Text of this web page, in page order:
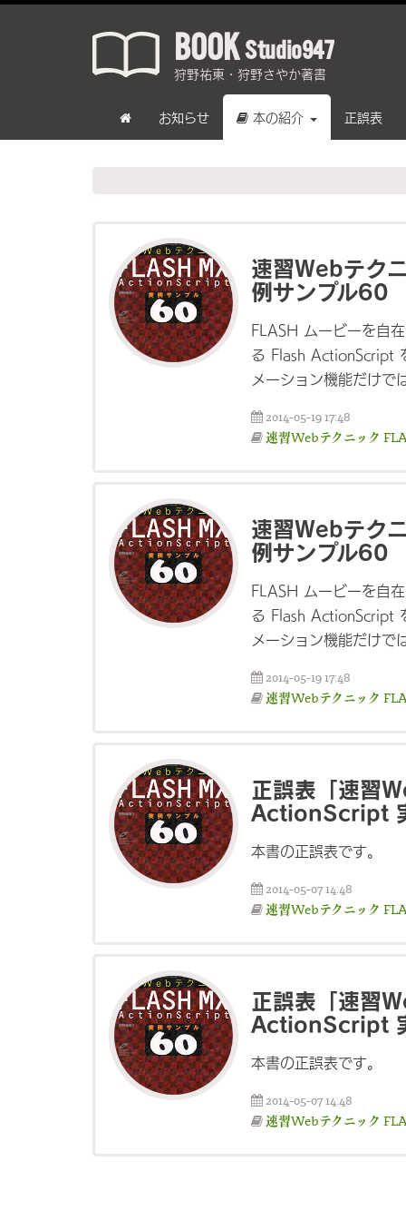
BOOKStudio947
狩野祐東・狩野さやか著書
お知らせ 本の紹介 正誤表
速習Webテク
例サンプル60
FLASH ムービーを自
る Flash ActionScript
メーション機能だけ
2014-05-19 17:48
速習Webテクニック
速習Webテク
例サンプル60
FLASH ムービーを自
る Flash ActionScript
メーション機能だけ
2014-05-19 17:48
速習Webテクニック
正誤表「速習
ActionScript
本書の正誤表です。
2014-05-07 14:48
速習Webテクニック
正誤表「速習
ActionScript
本書の正誤表です。
2014-05-07 14:48
速習Webテクニック